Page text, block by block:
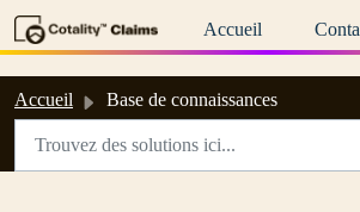
Accueil
Accueil Base de connaissances